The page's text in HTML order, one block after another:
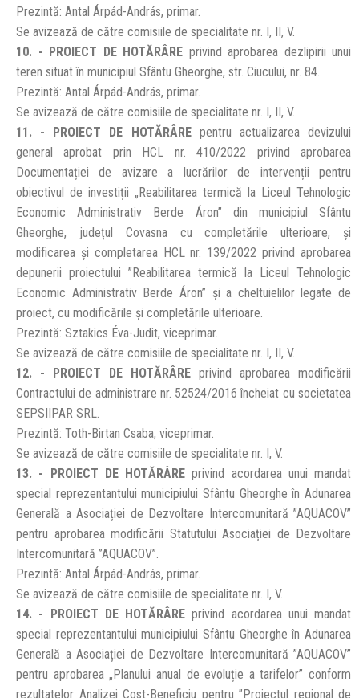
Prezintă: Antal Árpád-András, primar.
Se avizează de către comisiile de specialitate nr. I, II, V.
10. - PROIECT DE HOTĂRÂRE privind aprobarea dezlipirii unui
teren situat în municipiul Sfântu Gheorghe, str. Ciucului, nr. 84.
Prezintă: Antal Árpád-András, primar.
Se avizează de către comisiile de specialitate nr. I, II, V.
11. - PROIECT DE HOTĂRÂREpentru actualizarea devizului
general aprobat prin HCL nr. 410/2022 privind aprobarea
Documentației de avizare a lucrărilor de intervenții pentru
obiectivul de investiții „Reabilitarea termică la Liceul Tehnologic
Economic Administrativ Berde Áron” din municipiul Sfântu
Gheorghe, județul Covasna cu completările ulterioare, și
modificarea și completarea HCL nr. 139/2022 privind aprobarea
depunerii proiectului ”Reabilitarea termică la Liceul Tehnologic
Economic Administrativ Berde Áron” și a cheltuielilor legate de
proiect, cu modificările și completările ulterioare.
Prezintă: Sztakics Éva-Judit, viceprimar.
Se avizează de către comisiile de specialitate nr. I, II, V.
12. - PROIECT DE HOTĂRÂRE privind aprobarea modificării
Contractului de administrare nr. 52524/2016 încheiat cu societatea
SEPSIIPAR SRL.
Prezintă: Toth-Birtan Csaba, viceprimar.
Se avizează de către comisiile de specialitate nr. I, V.
13. - PROIECT DE HOTĂRÂRE privind acordarea unui mandat
special reprezentantului municipiului Sfântu Gheorghe în Adunarea
Generală a Asociației de Dezvoltare Intercomunitară ”AQUACOV”
pentru aprobarea modificării Statutului Asociației de Dezvoltare
Intercomunitară ”AQUACOV”.
Prezintă: Antal Árpád-András, primar.
Se avizează de către comisiile de specialitate nr. I, V.
14. - PROIECT DE HOTĂRÂRE privind acordarea unui mandat
special reprezentantului municipiului Sfântu Gheorghe în Adunarea
Generală a Asociației de Dezvoltare Intercomunitară ”AQUACOV”
pentru aprobarea „Planului anual de evoluție a tarifelor” conform
rezultatelor Analizei Cost-Beneficiu pentru ”Proiectul regional de